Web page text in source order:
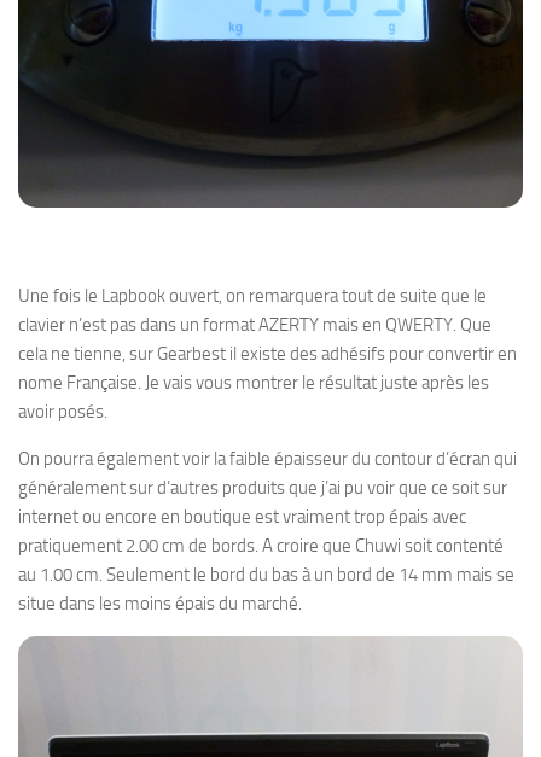
Une fois le Lapbook ouvert, on remarquera tout de suite que le
clavier n’est pas dans un format AZERTY mais en QWERTY. Que
cela ne tienne, sur Gearbest il existe des adhésifs pour convertir en
nome Française. Je vais vous montrer le résultat juste après les
avoir posés.
On pourra également voir la faible épaisseur du contour d’écran qui
généralement sur d’autres produits que j’ai pu voir que ce soit sur
internet ou encore en boutique est vraiment trop épais avec
pratiquement 2.00 cm de bords. A croire que Chuwi soit contenté
au 1.00 cm. Seulement le bord du bas à un bord de 14 mm mais se
situe dans les moins épais du marché.